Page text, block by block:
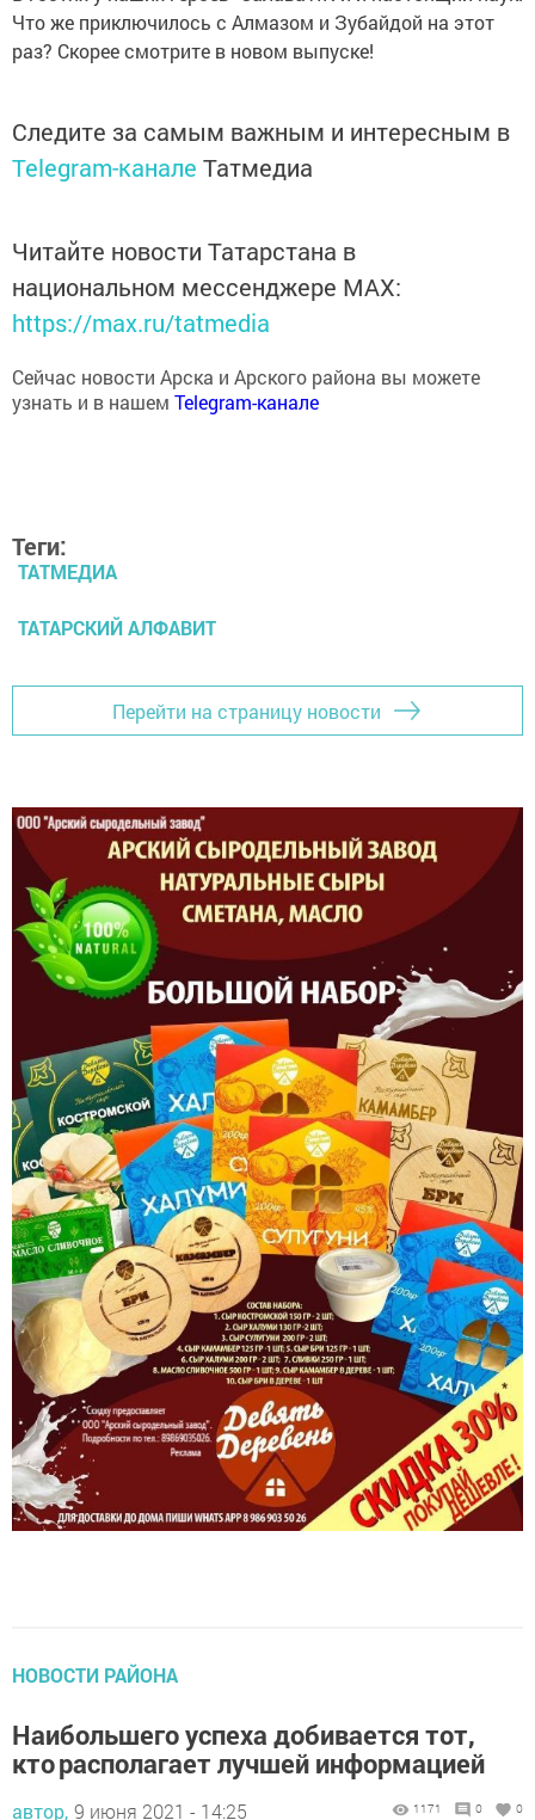
Что же приключилось с Алмазом и Зубайдой на этот
раз? Скорее смотрите в новом выпуске!
Следите за самым важным и интересным в
Telegram-канале Татмедиа
Читайте новости Татарстана в
национальном мессенджере MАХ:
https://max.ru/tatmedia
Сейчас новости Арска и Арского района вы можете
узнать и в нашемTelegram-канале
Теги:
ТАТМЕДИА
ТАТАРСКИЙ АЛФАВИТ
Перейти на страницу новости
НОВОСТИ РАЙОНА
Наибольшего успеха добивается тот,
кто располагает лучшей информацией
автор, 9 июня 2021 - 14:25